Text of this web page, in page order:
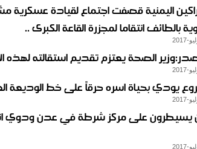
اليمنية قصفت اجتماع لقيادة
بالطائف انتقاما لمجزرة القاعة الكبرى ..
الصحة يعتزم تقديم استقالته لهذه
يودي بحياة اسره حرقاً على خط الوديعة
على مركز شرطة في عدن ودوي